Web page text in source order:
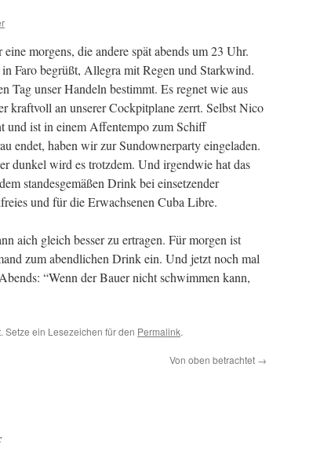
morgens, die andere spät abends um 23 Uhr.
Faro begrüßt, Allegra mit Regen und Starkwind.
Tag unser Handeln bestimmt. Es regnet wie aus
kraftvoll an unserer Cockpitplane zerrt. Selbst Nico
und ist in einem Affentempo zum Schiff
endet, haben wir zur Sundownerparty eingeladen.
dunkel wird es trotzdem. Und irgendwie hat das
standesgemäßen Drink bei einsetzender
und für die Erwachsenen Cuba Libre.
aich gleich besser zu ertragen. Für morgen ist
zum abendlichen Drink ein. Und jetzt noch mal
“Wenn der Bauer nicht schwimmen kann,
Setze ein Lesezeichen für den Permalink.
Von oben betrachtet →